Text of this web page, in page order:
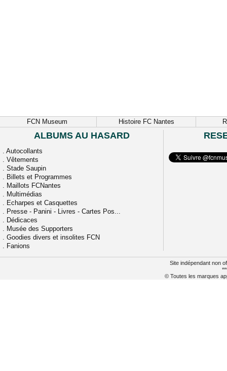
FCN Museum Histoire FC Nantes
ALBUMS AU HASARD
. Autocollants
. Vêtements
. Stade Saupin
. Billets et Programmes
. Maillots FCNantes
. Multimédias
. Echarpes et Casquettes
. Presse - Panini - Livres - Cartes Pos...
. Dédicaces
. Musée des Supporters
. Goodies divers et insolites FCN
. Fanions
Site indépendant non
© Toutes les marques